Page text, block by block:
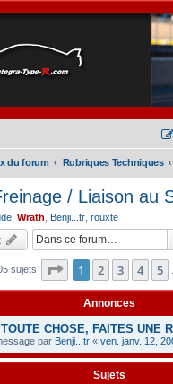
du forum Rubriques Techniques
/ Liaison au
Wrath Benji...tr rouxte
sujets Page 1sur11
1 2 3 4 5
Annonces
CHOSE, FAITES UNE
par Benji...tr « ven. janv. 12,
Sujets